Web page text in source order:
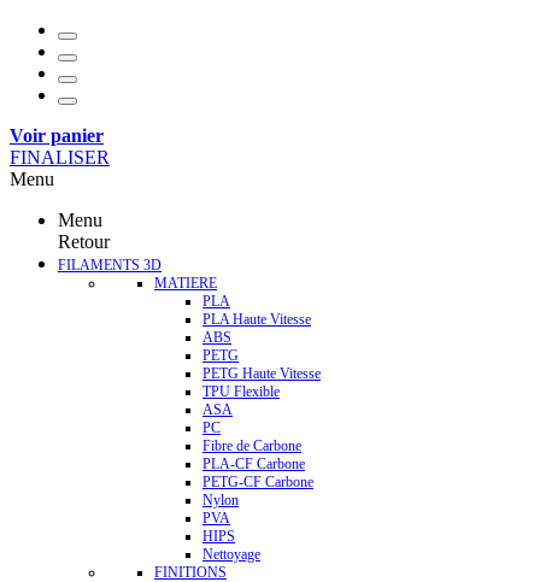
Voir panier
FINALISER
Menu
Menu
Retour
FILAMENTS 3D
MATIERE
PLA
PLA Haute Vitesse
ABS
PETG
PETG Haute Vitesse
TPU Flexible
ASA
PC
Fibre de Carbone
PLA-CF Carbone
PETG-CF Carbone
Nylon
PVA
HIPS
Nettoyage
FINITIONS